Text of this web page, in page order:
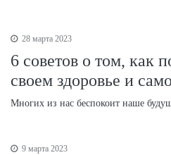
28 марта 2023
6 советов о том, как
своем здоровье и
Многих из нас беспокоит наше
9 марта 2023